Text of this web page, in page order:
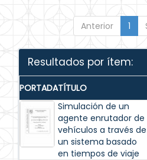
Anterior 1
Resultados por ítem:
PORTADATÍTULO
Simulación de un
agente enrutador de
vehículos a través de
un sistema basado
en tiempos de viaje